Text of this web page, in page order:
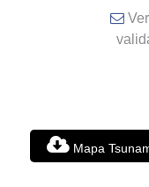
Mapa